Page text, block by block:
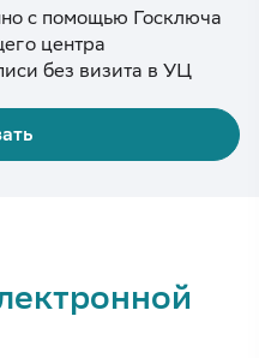
с помощью Госключа
центра
без визита в УЦ